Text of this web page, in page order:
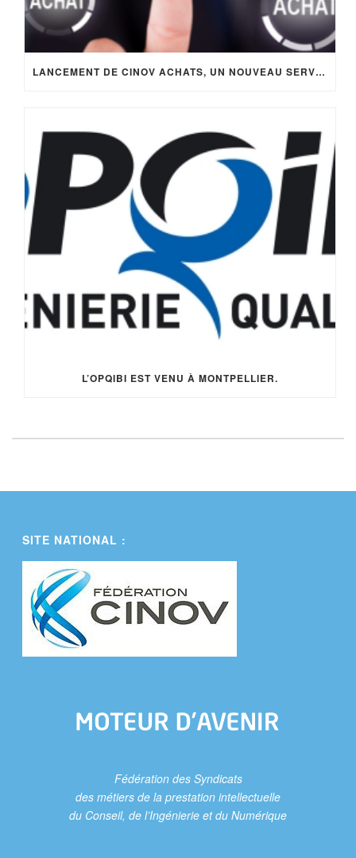
LANCEMENT DE CINOV ACHATS, UN NOUVEAU SERVICE EXCLUSIF POUR LES ADHÉRENTS
L’OPQIBI EST VENU À MONTPELLIER.
SITE NATIONAL :
Fédération des Syndicats
des métiers de la prestation intellectuelle
du Conseil, de l’Ingénierie et du Numérique